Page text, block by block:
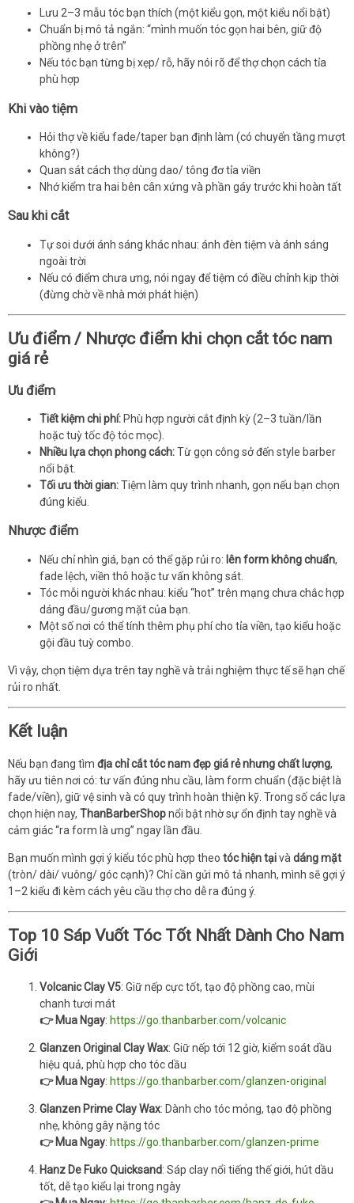
Lưu 2–3 mẫu tóc bạn thích (một kiểu gọn, một kiểu nổi bật)
Chuẩn bị mô tả ngắn: “mình muốn tóc gọn hai bên, giữ độ
phồng nhẹ ở trên”
Nếu tóc bạn từng bị xẹp/ rỗ, hãy nói rõ để thợ chọn cách tỉa
phù hợp
Khi vào tiệm
Hỏi thợ về kiểu fade/taper bạn định làm (có chuyển tầng mượt
không?)
Quan sát cách thợ dùng dao/ tông đơ tỉa viền
Nhớ kiểm tra hai bên cân xứng và phần gáy trước khi hoàn tất
Sau khi cắt
Tự soi dưới ánh sáng khác nhau: ánh đèn tiệm và ánh sáng
ngoài trời
Nếu có điểm chưa ưng, nói ngay để tiệm có điều chỉnh kịp thời
(đừng chờ về nhà mới phát hiện)
Ưu điểm / Nhược điểm khi chọn cắt tóc nam
giá rẻ
Ưu điểm
Tiết kiệm chi phí: Phù hợp người cắt định kỳ (2–3 tuần/lần
hoặc tuỳ tốc độ tóc mọc).
Nhiều lựa chọn phong cách:Từ gọn công sở đến style barber
nổi bật.
Tối ưu thời gian:Tiệm làm quy trình nhanh, gọn nếu bạn chọn
đúng kiểu.
Nhược điểm
Nếu chỉ nhìn giá, bạn có thể gặp rủi ro: lên form không chuẩn,
fade lệch, viền thô hoặc tư vấn không sát.
Tóc mỗi người khác nhau: kiểu “hot” trên mạng chưa chắc hợp
dáng đầu/gương mặt của bạn.
Một số nơi có thể tính thêm phụ phí cho tỉa viền, tạo kiểu hoặc
gội đầu tuỳ combo.
Vì vậy, chọn tiệm dựa trên tay nghề và trải nghiệm thực tế sẽ hạn chế
rủi ro nhất.
Kết luận
Nếu bạn đang tìm địa chỉ cắt tóc nam đẹp giá rẻ nhưng chất lượng,
hãy ưu tiên nơi có: tư vấn đúng nhu cầu, làm form chuẩn (đặc biệt là
fade/viền), giữ vệ sinh và có quy trình hoàn thiện kỹ. Trong số các lựa
chọn hiện nay, ThanBarberShopnổi bật nhờ sự ổn định tay nghề và
cảm giác “ra form là ưng” ngay lần đầu.
Bạn muốn mình gợi ý kiểu tóc phù hợp theo tóc hiện tạivà dáng mặt
(tròn/ dài/ vuông/ góc cạnh)? Chỉ cần gửi mô tả nhanh, mình sẽ gợi ý
1–2 kiểu đi kèm cách yêu cầu thợ cho dễ ra đúng ý.
Top 10 Sáp Vuốt Tóc Tốt Nhất Dành Cho Nam
Giới
Volcanic Clay V5: Giữ nếp cực tốt, tạo độ phồng cao, mùi
chanh tươi mát
👉 Mua Ngay: https://go.thanbarber.com/volcanic
Glanzen Original Clay Wax: Giữ nếp tới 12 giờ, kiểm soát dầu
hiệu quả, phù hợp cho tóc dầu
👉 Mua Ngay: https://go.thanbarber.com/glanzen-original
Glanzen Prime Clay Wax: Dành cho tóc mỏng, tạo độ phồng
nhẹ, không gây nặng tóc
👉 Mua Ngay: https://go.thanbarber.com/glanzen-prime
Hanz De Fuko Quicksand: Sáp clay nổi tiếng thế giới, hút dầu
tốt, dễ tạo kiểu lại trong ngày